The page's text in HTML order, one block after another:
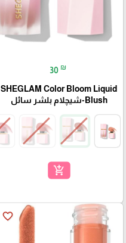
30 ₪
SHEGLAM Color Bloom Liquid
Blush-شيچلام بلشر سائل
add_shopping_cart
favorite_border